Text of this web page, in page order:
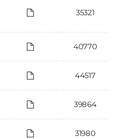
35321
40770
44517
39864
31980